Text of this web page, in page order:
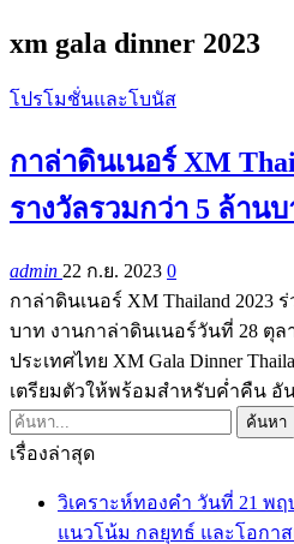
xm gala dinner 2023
โปรโมชั่นและโบนัส
กาล่าดินเนอร์ XM
รางวัลรวมกว่า 5 ล้าน
admin 22 ก.ย. 2023 0
กาล่าดินเนอร์ XM Thailand 2023
บาท งานกาล่าดินเนอร์วันที่ 28 ตุล
ประเทศไทย XM Gala Dinner
เตรียมตัวให้พร้อมสำหรับค่ำคืน อั
เรื่องล่าสุด
วิเคราะห์ทองคำ วันที่ 21 พ
แนวโน้ม กลยุทธ์ และโอกาส